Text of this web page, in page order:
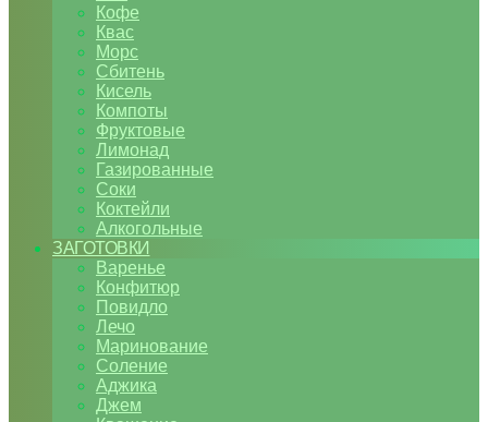
Кофе
Квас
Морс
Сбитень
Кисель
Компоты
Фруктовые
Лимонад
Газированные
Соки
Коктейли
Алкогольные
ЗАГОТОВКИ
Варенье
Конфитюр
Повидло
Лечо
Маринование
Соление
Аджика
Джем